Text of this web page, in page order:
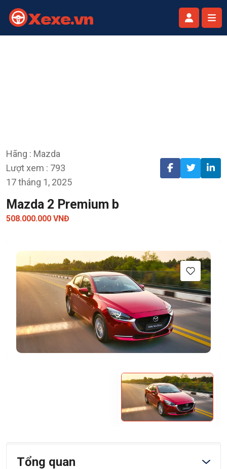
Hãng : Mazda
Lượt xem : 793
17 tháng 1, 2025
Mazda 2 Premium b
508.000.000 VNĐ
Tổng quan